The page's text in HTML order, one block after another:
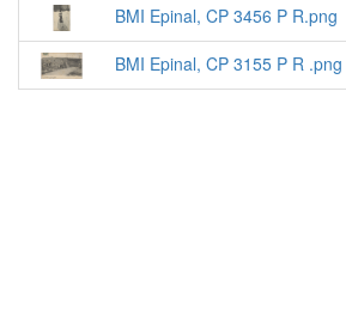
BMI Epinal, CP 3456 P R.png
BMI Epinal, CP 3155 P R .png